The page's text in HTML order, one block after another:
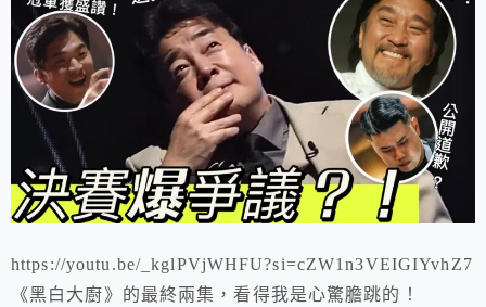
https://youtu.be/_kglPVjWHFU?si=cZW1n3VEIGIYvhZ7
《黑白大廚》的最終兩集，看得我是心驚膽跳的！